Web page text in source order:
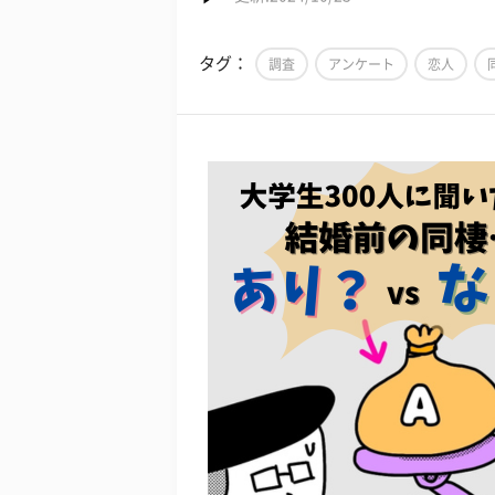
タグ： 調査 アンケート 恋人